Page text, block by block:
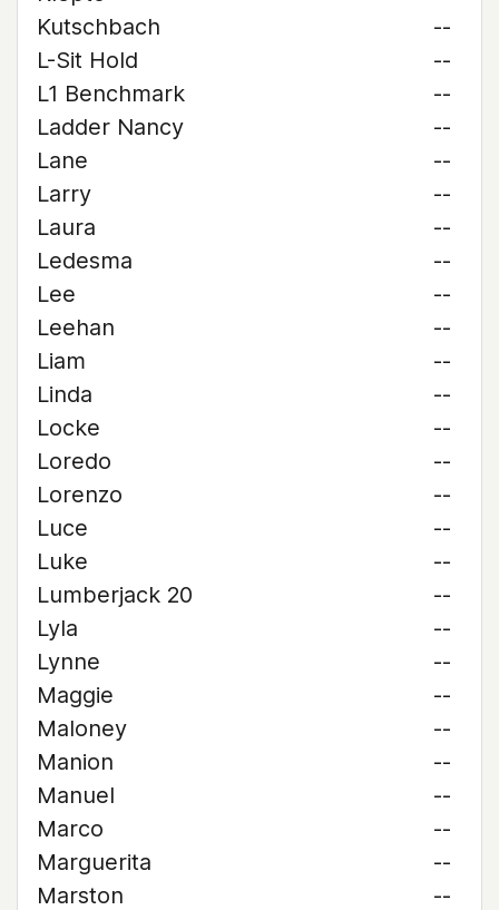
Kutschbach
--
L-Sit Hold
--
L1 Benchmark
--
Ladder Nancy
--
Lane
--
Larry
--
Laura
--
Ledesma
--
Lee
--
Leehan
--
Liam
--
Linda
--
Locke
--
Loredo
--
Lorenzo
--
Luce
--
Luke
--
Lumberjack 20
--
Lyla
--
Lynne
--
Maggie
--
Maloney
--
Manion
--
Manuel
--
Marco
--
Marguerita
--
Marston
--